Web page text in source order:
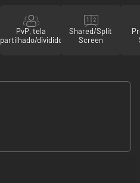
PvP, tela
partilhado/dividido
Shared/Split
Screen